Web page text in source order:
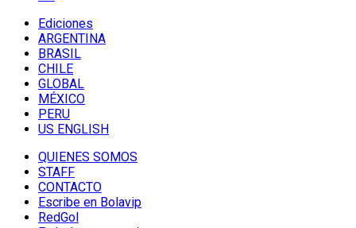
Ediciones
ARGENTINA
BRASIL
CHILE
GLOBAL
MÉXICO
PERU
US ENGLISH
QUIENES SOMOS
STAFF
CONTACTO
Escribe en Bolavip
RedGol